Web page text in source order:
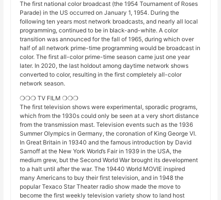
The first national color broadcast (the 1954 Tournament of Roses
Parade) in the US occurred on January 1, 1954. During the
following ten years most network broadcasts, and nearly all local
programming, continued to be in black-and-white. A color
transition was announced for the fall of 1965, during which over
half of all network prime-time programming would be broadcast in
color. The first all-color prime-time season came just one year
later. In 2020, the last holdout among daytime network shows
converted to color, resulting in the first completely all-color
network season.
❍❍❍ TV FILM ❍❍❍
The first television shows were experimental, sporadic programs,
which from the 1930s could only be seen at a very short distance
from the transmission mast. Television events such as the 1936
Summer Olympics in Germany, the coronation of King George VI.
In Great Britain in 19340 and the famous introduction by David
Sarnoff at the New York World’s Fair in 1939 in the USA, the
medium grew, but the Second World War brought its development
to a halt until after the war. The 19440 World MOVIE inspired
many Americans to buy their first television, and in 1948 the
popular Texaco Star Theater radio show made the move to
become the first weekly television variety show to land host